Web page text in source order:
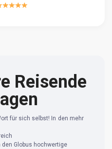
Reisende
für sich selbst! In den mehr
Globus hochwertige